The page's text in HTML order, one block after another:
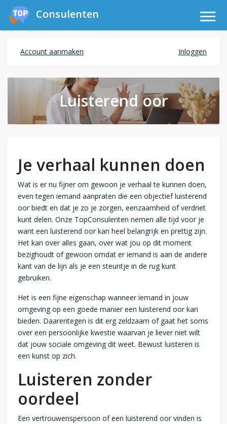
Consulenten
Account aanmaken Inloggen
Luisterend oor
Je verhaal kunnen doen
Wat is er nu fijner om gewoon je verhaal te kunnen doen,
even tegen iemand aanpraten die een objectief luisterend
oor biedt en dat je zo je zorgen, eenzaamheid of verdriet
kunt delen. Onze TopConsulenten nemen alle tijd voor je
want een luisterend oor kan heel belangrijk en prettig zijn.
Het kan over alles gaan, over wat jou op dit moment
bezighoudt of gewoon omdat er iemand is aan de andere
kant van de lijn als je een steuntje in de rug kunt
gebruiken.
Het is een fijne eigenschap wanneer iemand in jouw
omgeving op een goede manier een luisterend oor kan
bieden. Daarentegen is dit erg zeldzaam of gaat het soms
over een persoonlijke kwestie waarvan je liever niet wilt
dat jouw sociale omgeving dit weet. Bewust luisteren is
een kunst op zich.
Luisteren zonder
oordeel
Een vertrouwenspersoon of een luisterend oor vinden is